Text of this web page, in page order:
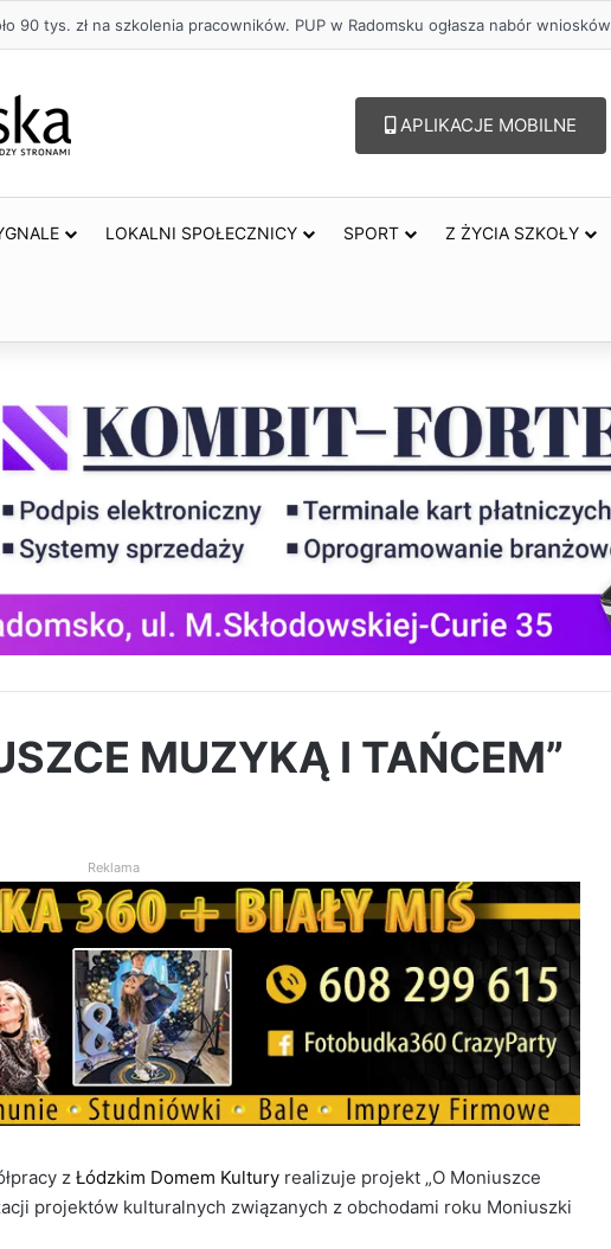
bez alkoholu – lepszy wybór. Radomsko włącza się w Miesiąc Trzeźwości
APLIKACJE MOBILNE
LOKALNI SPOŁECZNICY SPORT Z ŻYCIA SZKOŁY
MUZYKĄ I TAŃCEM”
Reklama
z Łódzkim Domem Kultury realizuje projekt „O Moniuszce
projektów kulturalnych związanych z obchodami roku Moniuszki